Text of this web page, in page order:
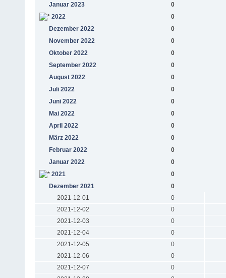
Januar 2023
0
2022
0
Dezember 2022
0
November 2022
0
Oktober 2022
0
September 2022
0
August 2022
0
Juli 2022
0
Juni 2022
0
Mai 2022
0
April 2022
0
März 2022
0
Februar 2022
0
Januar 2022
0
2021
0
Dezember 2021
0
2021-12-01
0
2021-12-02
0
2021-12-03
0
2021-12-04
0
2021-12-05
0
2021-12-06
0
2021-12-07
0